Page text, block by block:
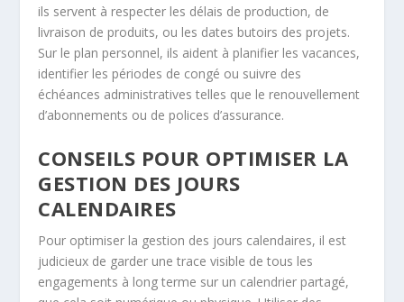
ils servent à respecter les délais de production, de
livraison de produits, ou les dates butoirs des projets.
Sur le plan personnel, ils aident à planifier les vacances,
identifier les périodes de congé ou suivre des
échéances administratives telles que le renouvellement
d’abonnements ou de polices d’assurance.
CONSEILS POUR OPTIMISER LA
GESTION DES JOURS
CALENDAIRES
Pour optimiser la gestion des jours calendaires, il est
judicieux de garder une trace visible de tous les
engagements à long terme sur un calendrier partagé,